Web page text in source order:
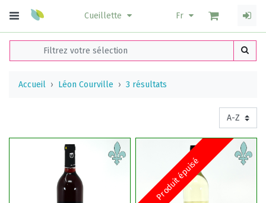
Cueillette Fr
Accueil Léon Courville 3 résultats
Produit épuisé